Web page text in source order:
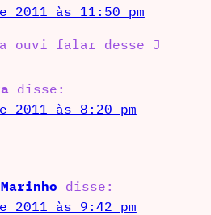
2011 às 11:50 pm
ouvi falar desse J
disse:
2011 às 8:20 pm
disse:
2011 às 9:42 pm